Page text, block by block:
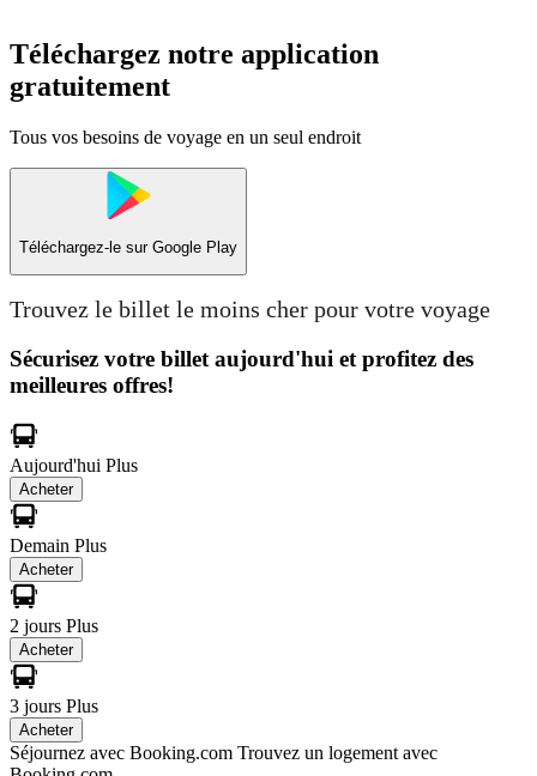
Téléchargez notre application
gratuitement
Tous vos besoins de voyage en un seul endroit
Téléchargez-le sur Google Play
Trouvez le billet le moins cher pour votre voyage
Sécurisez votre billet aujourd'hui et profitez des
meilleures offres!
Aujourd'hui Plus
Acheter
Demain Plus
Acheter
2 jours Plus
Acheter
3 jours Plus
Acheter
Séjournez avec Booking.com Trouvez un logement avec